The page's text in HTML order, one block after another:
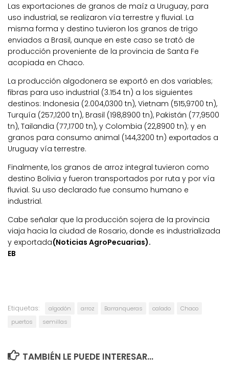
Las exportaciones de granos de maíz a Uruguay, para
uso industrial, se realizaron vía terrestre y fluvial. La
misma forma y destino tuvieron los granos de trigo
enviados a Brasil, aunque en este caso se trató de
producción proveniente de la provincia de Santa Fe
acopiada en Chaco.
La producción algodonera se exportó en dos variables;
fibras para uso industrial (3.154 tn) a los siguientes
destinos: Indonesia (2.004,0300 tn), Vietnam (515,9700 tn),
Turquía (257,1200 tn), Brasil (198,8900 tn), Pakistán (77,9500
tn), Tailandia (77,1700 tn), y Colombia (22,8900 tn); y en
granos para consumo animal (144,3200 tn) exportados a
Uruguay vía terrestre.
Finalmente, los granos de arroz integral tuvieron como
destino Bolivia y fueron transportados por ruta y por vía
fluvial. Su uso declarado fue consumo humano e
industrial.
Cabe señalar que la producción sojera de la provincia
viaja hacia la ciudad de Rosario, donde es industrializada
y exportada(Noticias AgroPecuarias).
EB
Etiquetas: algodón arroz Barranqueras calado
Chaco
puertos
semillas
TAMBIÉN LE PUEDE INTERESAR...